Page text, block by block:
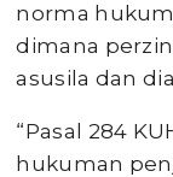
norma
dimana
asusila dan
“Pasal 284
hukuman